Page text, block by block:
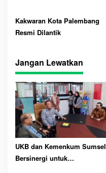
Kakwaran Kota Palembang
Resmi Dilantik
Jangan Lewatkan
UKB dan Kemenkum Sumsel
Bersinergi untuk